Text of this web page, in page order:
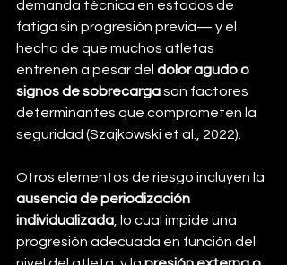
demanda técnica en estados de
fatiga sin progresión previa— y el
hecho de que muchos atletas
entrenen a pesar del dolor agudo o
signos de sobrecarga son factores
determinantes que comprometen la
seguridad (Szajkowski et al., 2022).
Otros elementos de riesgo incluyen la
ausencia de periodización
individualizada , lo cual impide una
progresión adecuada en función del